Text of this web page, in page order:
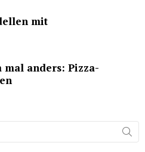
mit
mal anders: Pizza-